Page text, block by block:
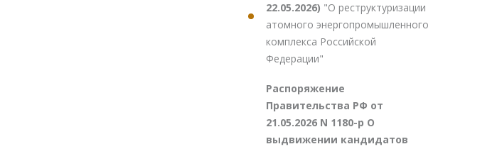
22.05.2026) "О реструктуризации
атомного энергопромышленного
комплекса Российской
Федерации"
Распоряжение
Правительства РФ от
21.05.2026 N 1180-р О
выдвижении кандидатов